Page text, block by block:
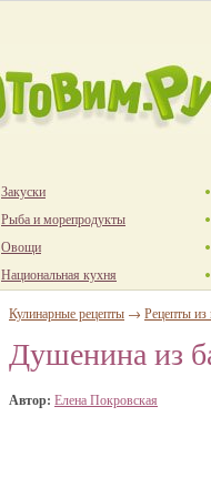
Закуски
Рыба и морепродукты
Овощи
Национальная кухня
Кулинарные рецепты → Рецепты из
Душенина из
Автор: Елена Покровская